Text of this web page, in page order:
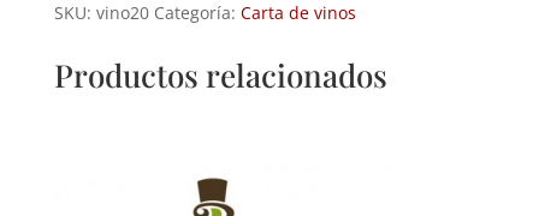
SKU: vino20 Categoría: Carta de vinos
Productos relacionados